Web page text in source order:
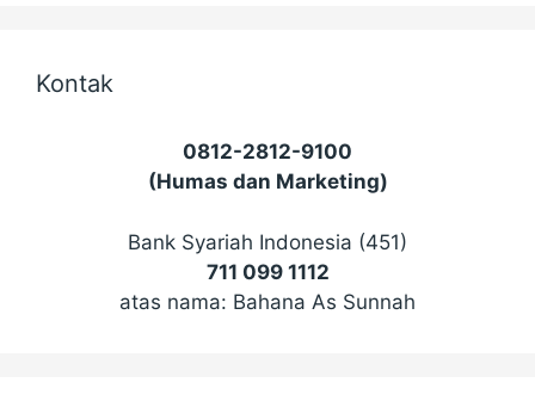
Kontak
0812-2812-9100
(Humas dan Marketing)
Bank Syariah Indonesia (451)
711 099 1112
atas nama: Bahana As Sunnah